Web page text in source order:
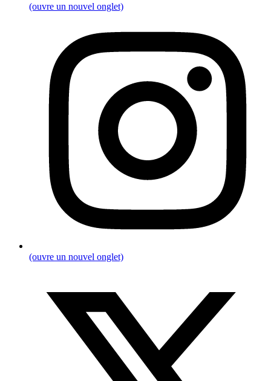
(ouvre un nouvel onglet)
(ouvre un nouvel onglet)